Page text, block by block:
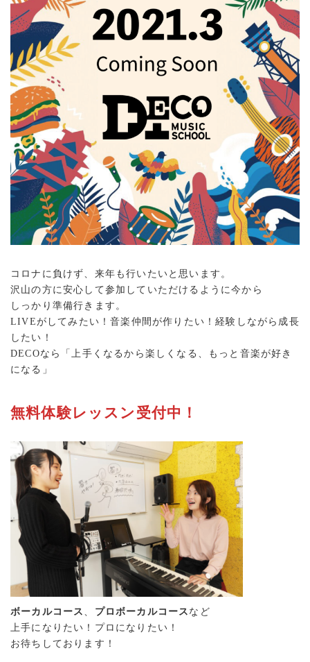
コロナに負けず、来年も行いたいと思います。
沢山の方に安心して参加していただけるように今から
しっかり準備行きます。
LIVEがしてみたい！音楽仲間が作りたい！経験しながら成長
したい！
DECOなら「上手くなるから楽しくなる、もっと音楽が好き
になる」
無料体験レッスン受付中！
ボーカルコース プロボーカルコース など
上手になりたい！プロになりたい！
お待ちしております！